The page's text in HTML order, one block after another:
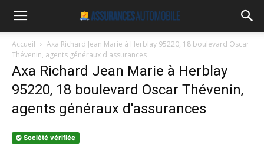
Accueil
Axa Richard Jean Marie à Herblay 95220, 18 boulevard Oscar
Thévenin, agents généraux d'assurances
Axa Richard Jean Marie à Herblay
95220, 18 boulevard Oscar Thévenin,
agents généraux d'assurances
Société vérifiée